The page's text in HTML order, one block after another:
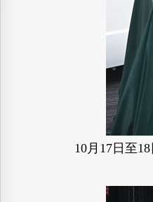
10月17日至